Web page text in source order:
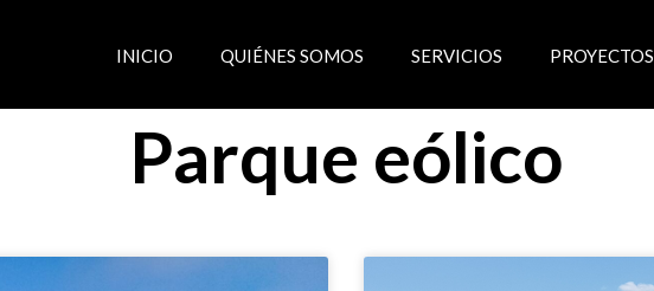
INICIO QUIÉNES SOMOS SERVICIOS PROYECTOS
Parque eólico